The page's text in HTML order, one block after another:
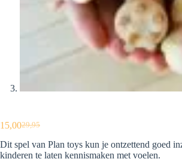
29,95
Oorspronkelijke
prijs
was:
€29,95.
15,00Huidige
prijs
is:
€15,00.
Dit spel van Plan toys kun je ontzettend goed
kinderen te laten kennismaken met voelen.